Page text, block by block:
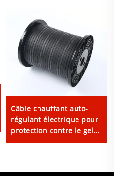
Câble chauffant auto-
régulant électrique pour
protection contre le gel